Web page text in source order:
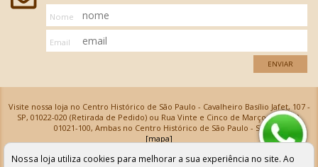
Nome
Email
ENVIAR
Visite nossa loja no Centro Histórico de São Paulo - Cavalheiro Basílio Jafet, 107 -
SP, 01022-020 (Retirada de Pedido) ou Rua Vinte e Cinco de Março, 576 - SP,
01021-100, Ambas no Centro Histórico de São Paulo - SP
[mapa]
Armarinhos Santa Cecília Ltda | CNPJ: 61.069.639/0001-18
Os preços e as condições de pagamento apresentadas na loja virtual não valem para nossa loja física e
Nossa loja utiliza cookies para melhorar a sua experiência no site. Ao